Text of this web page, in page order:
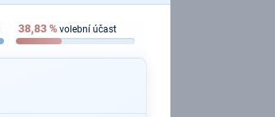
38,83% volební účast